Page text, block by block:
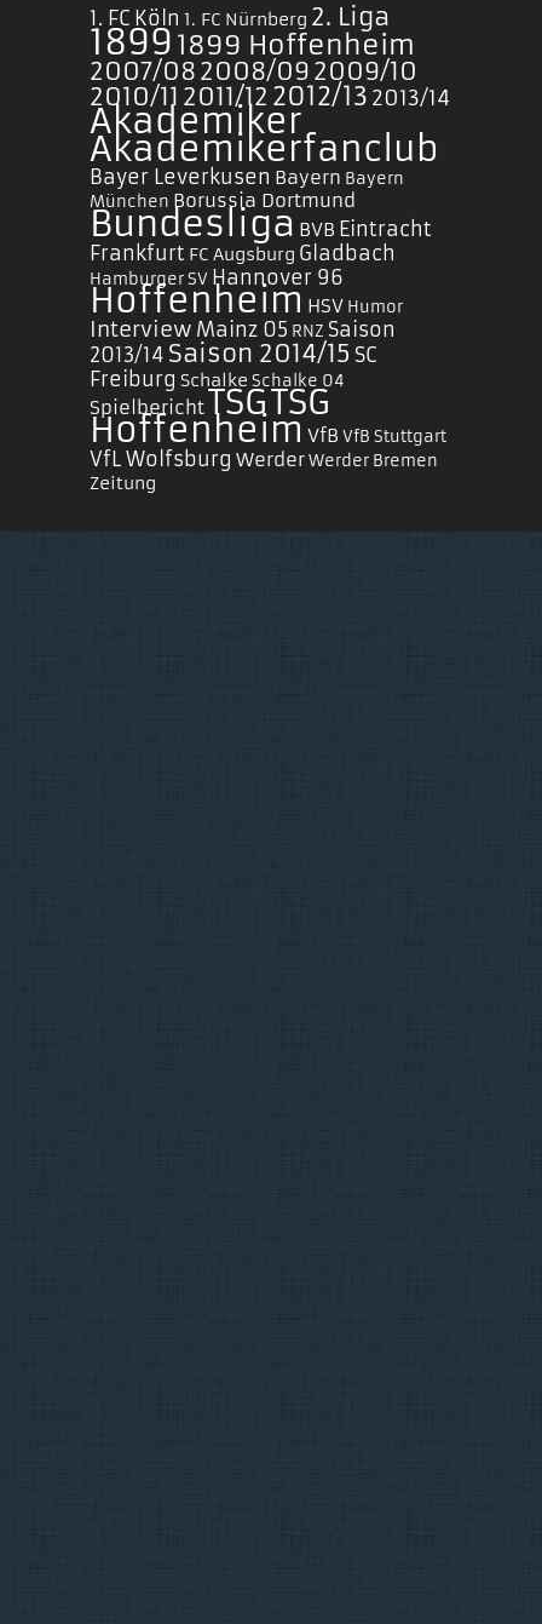
1. FC Köln 1. FC Nürnberg 2. Liga
1899 1899 Hoffenheim
2007/082008/092009/10
2010/11 2011/12 2012/13 2013/14
Akademiker
Akademikerfanclub
Bayer Leverkusen Bayern Bayern
München Borussia Dortmund
Bundesliga BVB Eintracht
Frankfurt FC Augsburg Gladbach
Hamburger SV Hannover 96
Hoffenheim HSV Humor
Interview Mainz 05 RNZ Saison
2013/14 Saison 2014/15 SC
Freiburg Schalke Schalke 04
SpielberichtTSGTSG
Hoffenheim VfB VfB Stuttgart
VfL Wolfsburg WerderWerder Bremen
Zeitung